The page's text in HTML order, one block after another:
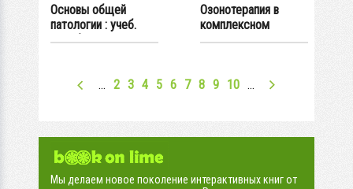
Основы общей
патологии : учеб.
пособие / В. А....
Озонотерапия в
комплексном
лечении острого...
… 2 3 4 5 6 7 8 9 10 …
Мы делаем новое поколение интерактивных книг от